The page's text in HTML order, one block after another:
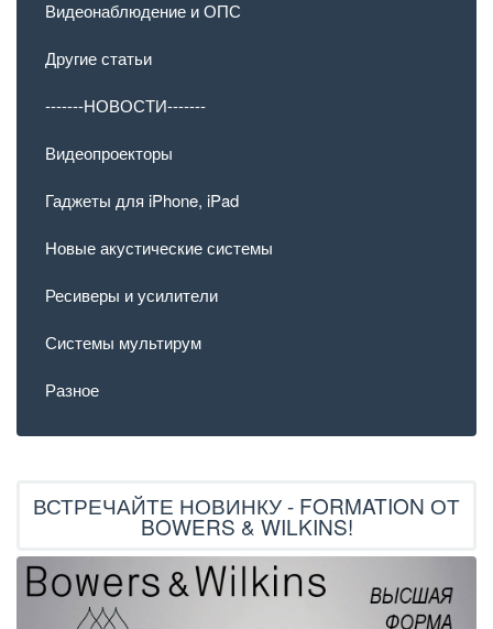
Видеонаблюдение и ОПС
Другие статьи
-------НОВОСТИ-------
Видеопроекторы
Гаджеты для iPhone, iPad
Новые акустические системы
Ресиверы и усилители
Системы мультирум
Разное
ВСТРЕЧАЙТЕ НОВИНКУ - FORMATION ОТ
BOWERS & WILKINS!